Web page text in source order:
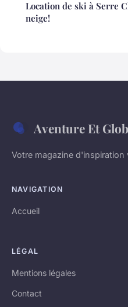
Location de ski à Serre
neige!
Aventure Et
Votre magazine
NAVIGATION
Accueil
LÉGAL
Mentions légales
Contact